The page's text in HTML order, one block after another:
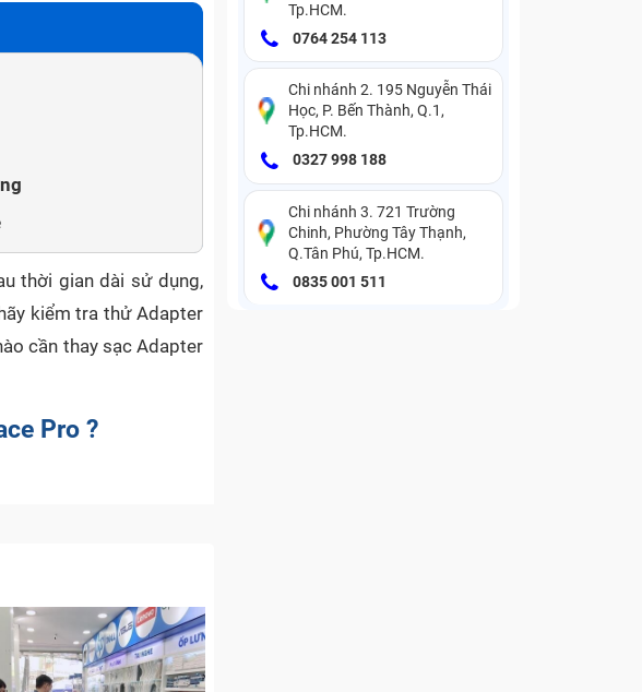
thời gian dài sử dụng,
kiểm tra thử Adapter
cần thay sạc Adapter
Pro ?
phát hiện Adapter điện
nứt phồng vỏ,... thì lúc
bị đơ, tắt nguồn thì có
Tp.HCM.
0764 254 113
Chi nhánh 2. 195 Nguyễn Thái
Học, P. Bến Thành, Q.1,
Tp.HCM.
0327 998 188
Chi nhánh 3. 721 Trường
Chinh, Phường Tây Thạnh,
Q.Tân Phú, Tp.HCM.
0835 001 511